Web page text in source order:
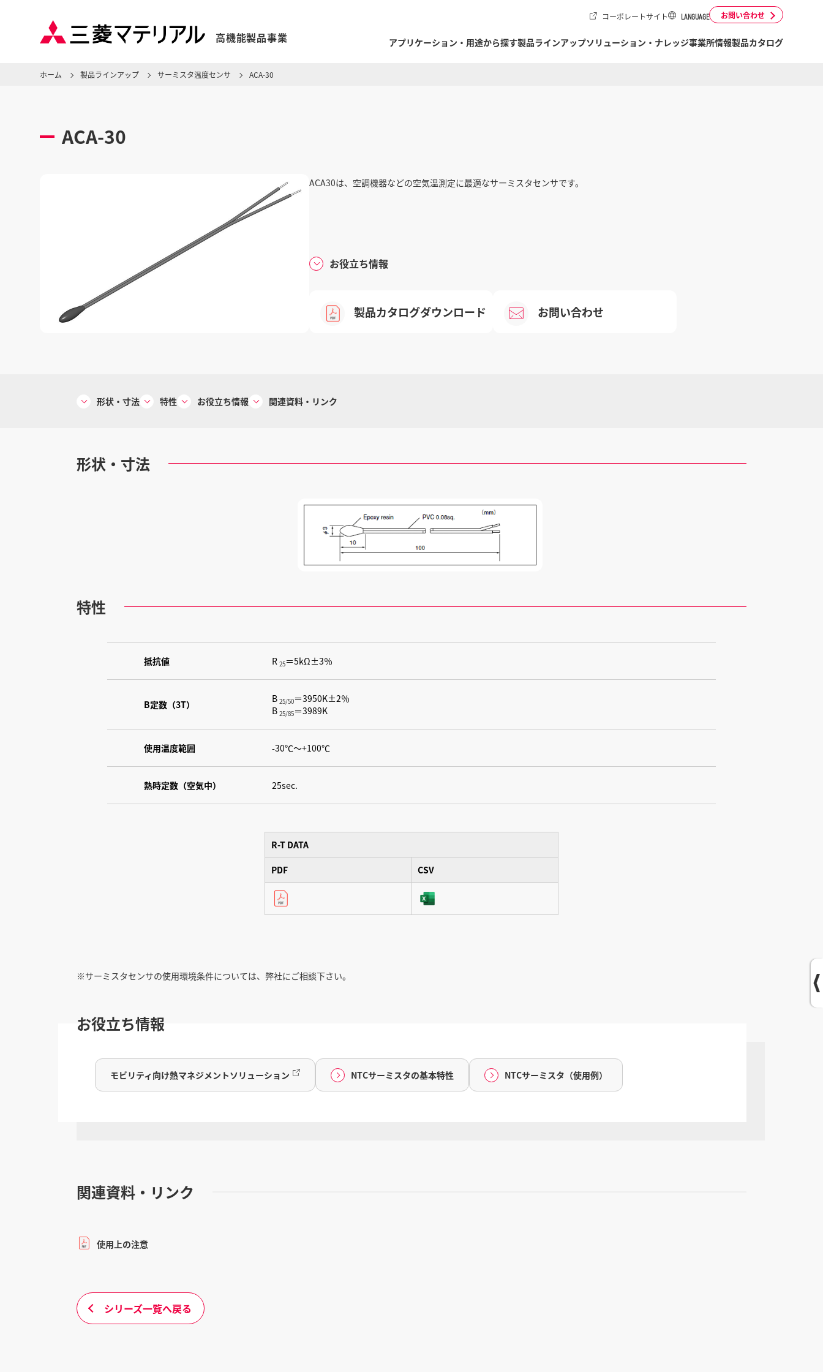
高機能製品事業
コーポレートサイト LANGUAGE お問い合わせ
アプリケーション・用途から探す製品ラインアップソリューション・ナレッジ事業所情報製品カタログ
ホーム 製品ラインアップ サーミスタ温度センサ ACA-30
ACA-30
ACA30は、空調機器などの空気温測定に最適なサーミスタセンサです。
お役立ち情報
製品カタログダウンロード お問い合わせ
形状・寸法 特性 お役立ち情報 関連資料・リンク
形状・寸法
特性
抵抗値 R 25＝5kΩ±3％
B定数（3T） B 25/50＝3950K±2％
B 25/85＝3989K
使用温度範囲 -30℃〜+100℃
熱時定数（空気中） 25sec.
R-T DATA
PDF CSV
※サーミスタセンサの使用環境条件については、弊社にご相談下さい。
お役立ち情報
モビリティ向け熱マネジメントソリューション NTCサーミスタの基本特性 NTCサーミスタ（使用例）
関連資料・リンク
使用上の注意
シリーズ一覧へ戻る